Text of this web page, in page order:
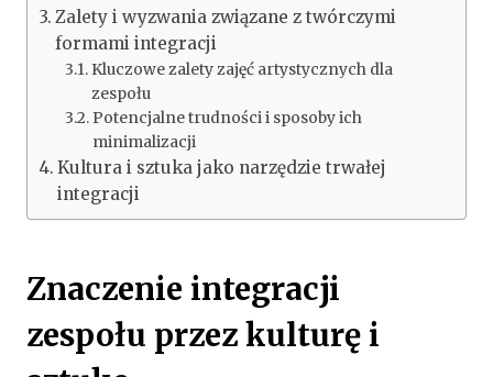
Zalety i wyzwania związane z twórczymi
formami integracji
Kluczowe zalety zajęć artystycznych dla
zespołu
Potencjalne trudności i sposoby ich
minimalizacji
Kultura i sztuka jako narzędzie trwałej
integracji
Znaczenie integracji
zespołu przez kulturę i